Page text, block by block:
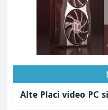
Alte Placi video PC